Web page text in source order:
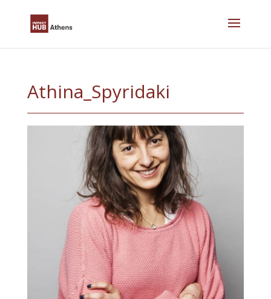
Athina_Spyridaki